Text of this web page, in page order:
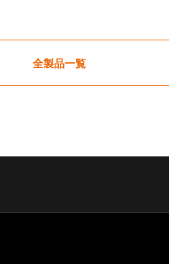
全製品一覧